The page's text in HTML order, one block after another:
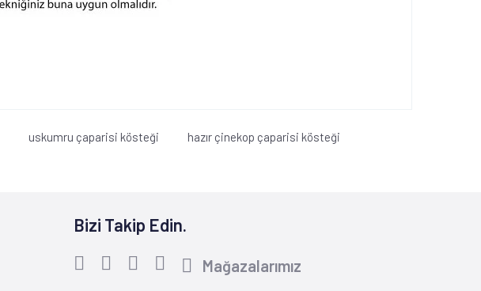
uskumru çaparisi kösteği
hazır çinekop çaparisi kösteği
Bizi Takip Edin.
Mağazalarımız